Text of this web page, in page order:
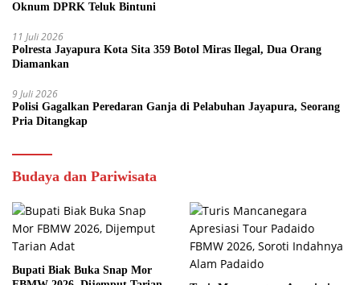
Oknum DPRK Teluk Bintuni
11 Juli 2026
Polresta Jayapura Kota Sita 359 Botol Miras Ilegal, Dua Orang
Diamankan
9 Juli 2026
Polisi Gagalkan Peredaran Ganja di Pelabuhan Jayapura, Seorang
Pria Ditangkap
Budaya dan Pariwisata
Bupati Biak Buka Snap Mor